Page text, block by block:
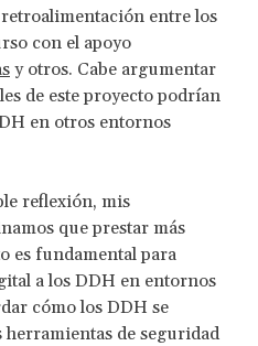
entre los
con el apoyo
y otros. Cabe argumentar
de este proyecto podrían
en otros entornos
reflexión, mis
que prestar más
es fundamental para
a los DDH en entornos
cómo los DDH se
de seguridad